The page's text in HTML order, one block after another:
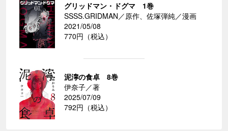
グリッドマン・ドグマ 1巻
SSSS.GRIDMAN／原作、佐塚弾純／漫画
2021/05/08
770円（税込）
泥濘の食卓 8巻
伊奈子／著
2025/07/09
792円（税込）